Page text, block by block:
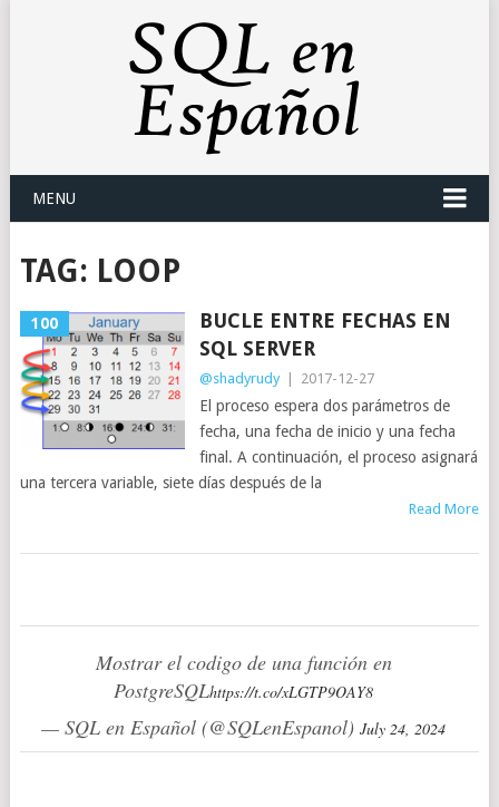
MENU
TAG: LOOP
100
BUCLE ENTRE FECHAS EN
SQL SERVER
@shadyrudy 2017-12-27
El proceso espera dos parámetros de
fecha, una fecha de inicio y una fecha
final. A continuación, el proceso asignará
una tercera variable, siete días después de la
Read More
Mostrar el codigo de una función en
PostgreSQLhttps://t.co/xLGTP9OAY8
— SQL en Español (@SQLenEspanol)July 24, 2024